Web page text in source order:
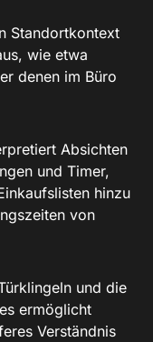
Standortkontext
wie etwa
denen im Büro
Absichten
und Timer,
hinzu
von
und die
ermöglicht
Verständnis